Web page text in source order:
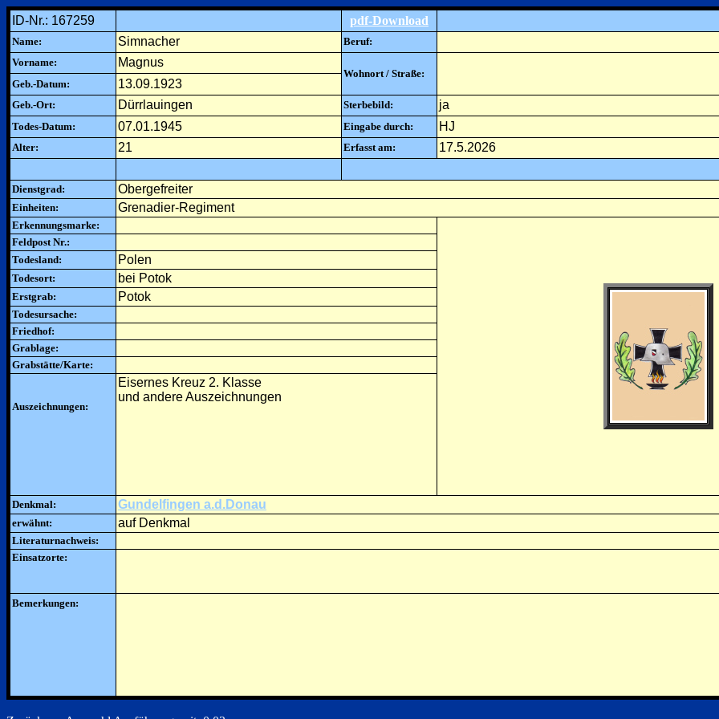
ID-Nr.: 167259 pdf-Download
Name: Simnacher
Beruf:
Vorname:
Magnus
Wohnort / Straße:
Geb.-Datum:
13.09.1923
Geb.-Ort: Dürrlauingen Sterbebild: ja
Todes-Datum: 07.01.1945 Eingabe durch: HJ
Alter: 21 Erfasst am: 17.5.2026
Dienstgrad: Obergefreiter
Einheiten: Grenadier-Regiment
Erkennungsmarke:
Feldpost Nr.:
Todesland:
Polen
Todesort: bei Potok
Erstgrab: Potok
Todesursache:
Friedhof:
Grablage:
Grabstätte/Karte:
Auszeichnungen:
Eisernes Kreuz 2. Klasse
und andere Auszeichnungen
Denkmal: Gundelfingen a.d.Donau
erwähnt: auf Denkmal
Literaturnachweis:
Einsatzorte:
Bemerkungen: